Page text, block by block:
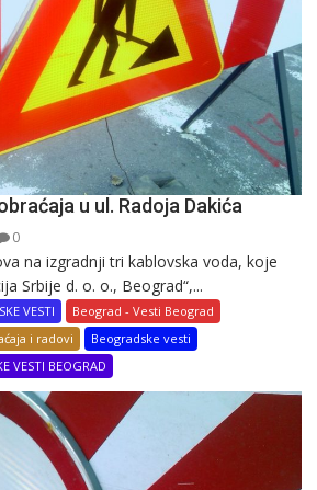
u ul. Radoja Dakića
0
na izgradnji tri kablovska voda, koje
Srbije d. o. o., Beograd“,...
VESTI
Beograd - Vesti Beograd
i radovi
Beogradske vesti
VESTI BEOGRAD